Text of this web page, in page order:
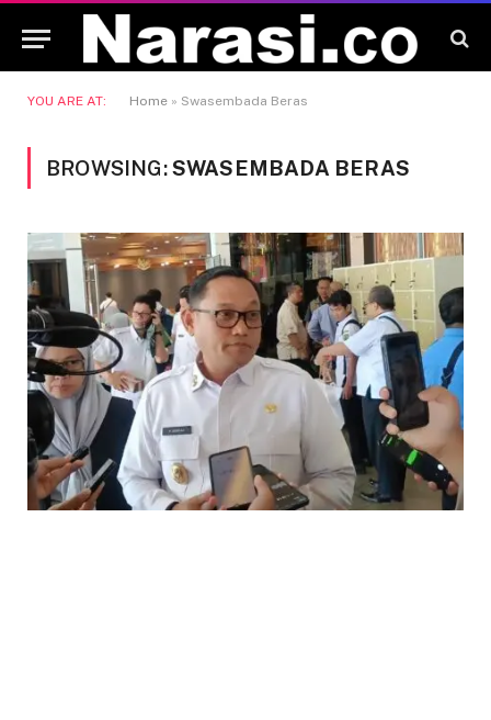
YOU ARE AT: Home » Swasembada Beras
BROWSING:SWASEMBADA BERAS